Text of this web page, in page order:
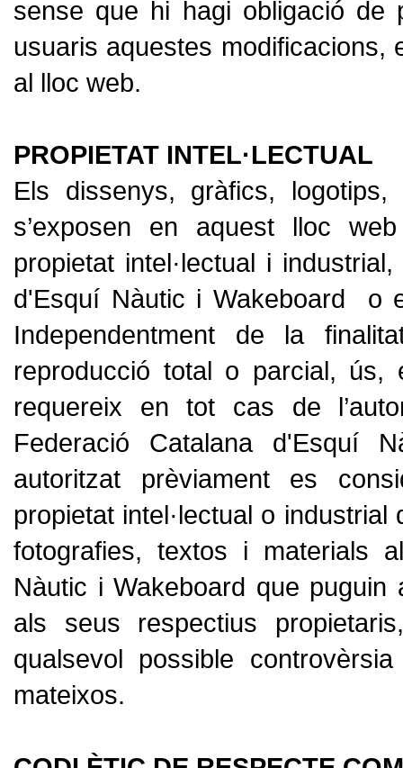
sense que hi hagi obligació de
usuaris aquestes modificacions,
al lloc web.
PROPIETAT INTEL·LECTUAL
Els dissenys, gràfics,
s’exposen en aquest lloc
propietat intel·lectual i
d'Esquí Nàutic i Wakeboard o
Independentment de la
reproducció total o parcial, ús,
requereix en tot cas de
Federació Catalana d'Esquí
autoritzat prèviament es
propietat intel·lectual o
fotografies, textos i materials
Nàutic i Wakeboard que
als seus respectius
qualsevol possible
mateixos.